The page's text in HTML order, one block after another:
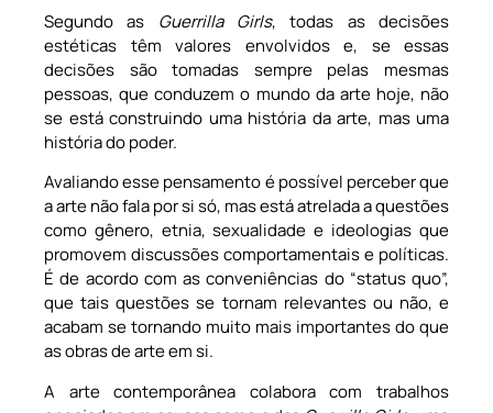
Segundo as Guerrilla Girls, todas as decisões
estéticas têm valores envolvidos e, se essas
decisões são tomadas sempre pelas mesmas
pessoas, que conduzem o mundo da arte hoje, não
se está construindo uma história da arte, mas uma
história do poder.
Avaliando esse pensamento é possível perceber que
a arte não fala por si só, mas está atrelada a questões
como gênero, etnia, sexualidade e ideologias que
promovem discussões comportamentais e políticas.
É de acordo com as conveniências do “status quo”,
que tais questões se tornam relevantes ou não, e
acabam se tornando muito mais importantes do que
as obras de arte em si.
A arte contemporânea colabora com trabalhos